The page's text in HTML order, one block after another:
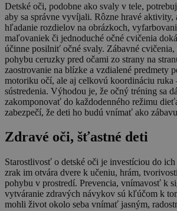
Detské oči, podobne ako svaly v tele,
aby sa správne vyvíjali. Rôzne hravé aktivity,
hľadanie rozdielov na obrázkoch,
maľovaniek či jednoduché očné cvičenia
účinne posilniť očné svaly. Zábavné
pohybu ceruzky pred očami zo strany na
zaostrovanie na blízke a vzdialené predmety
motoriku očí, ale aj celkovú koordináciu ruka
sústredenia. Výhodou je, že očný tréning sa
zakomponovať do každodenného režimu
zabezpečí, že deti ho budú vnímať ako
Zdravé oči, šťastné deti
Starostlivosť o detské oči je investíciou do
zrak im otvára dvere k učeniu, hrám,
pohybu v prostredí. Prevencia, vnímavosť k
vytváranie zdravých návykov sú kľúčom k
mohli život okolo seba vnímať jasným,